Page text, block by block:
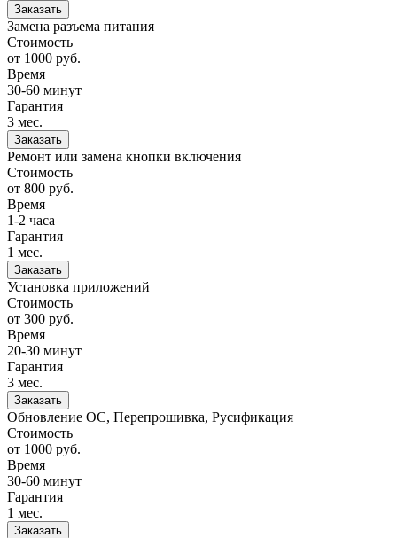
Заказать
Замена разъема питания
Стоимость
от 1000 руб.
Время
30-60 минут
Гарантия
3 мес.
Заказать
Ремонт или замена кнопки включения
Стоимость
от 800 руб.
Время
1-2 часа
Гарантия
1 мес.
Заказать
Установка приложений
Стоимость
от 300 руб.
Время
20-30 минут
Гарантия
3 мес.
Заказать
Обновление ОС, Перепрошивка, Русификация
Стоимость
от 1000 руб.
Время
30-60 минут
Гарантия
1 мес.
Заказать